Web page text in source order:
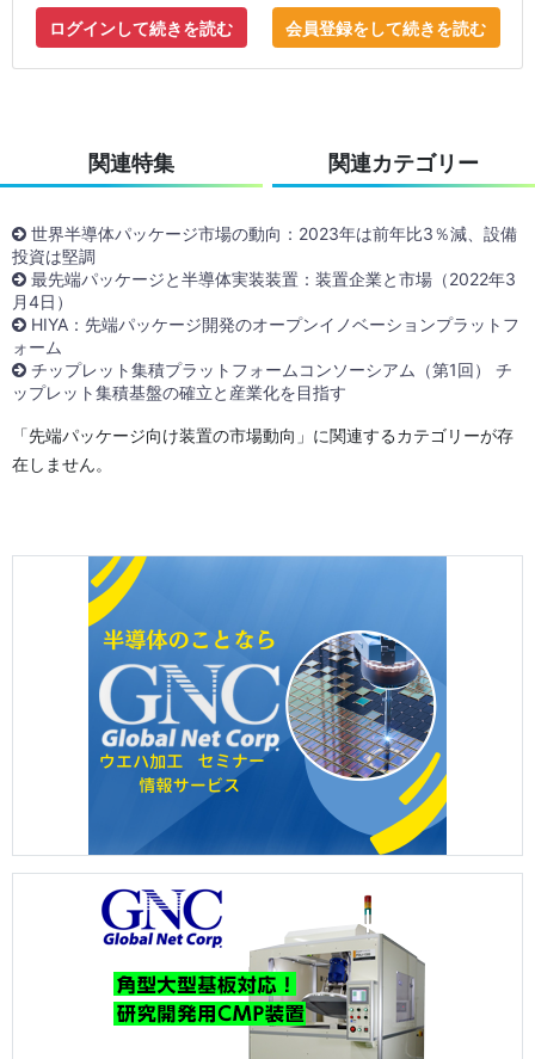
ログインして続きを読む 会員登録をして続きを読む
関連特集 関連カテゴリー
世界半導体パッケージ市場の動向：2023年は前年比3％減、設備
投資は堅調
最先端パッケージと半導体実装装置：装置企業と市場（2022年3
月4日）
HIYA：先端パッケージ開発のオープンイノベーションプラットフ
ォーム
チップレット集積プラットフォームコンソーシアム（第1回） チ
ップレット集積基盤の確立と産業化を目指す
「先端パッケージ向け装置の市場動向」に関連するカテゴリーが存
在しません。